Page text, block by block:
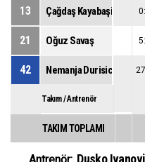
13 Çağdaş Kayabaşi
21 Oğuz Savaş
42 Nemanja Durisic
Takım / Antrenör
TAKIM TOPLAMI
Antrenör: Dusko